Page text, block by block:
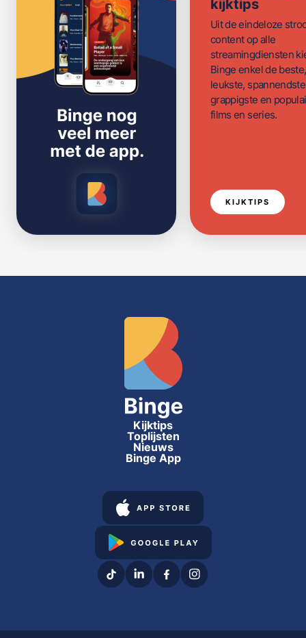
kijktips
Uit de eindeloze
content op alle
streamingdiensten
Binge enkel de beste,
leukste,
grappigste en
films en series.
KIJKTIPS
Kijktips
Toplijsten
Nieuws
Binge App